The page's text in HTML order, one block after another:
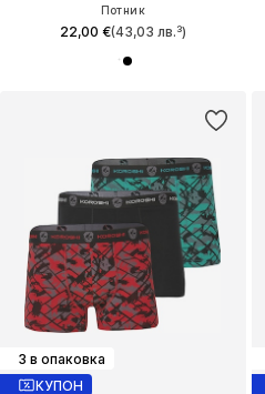
Потник
22,00 €(43,03 лв.³)
3 в опаковка
КУПОН